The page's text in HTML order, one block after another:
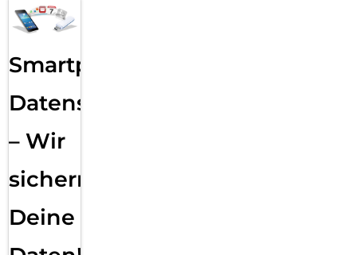
Smartphone
Datensicherung
– Wir
sichern
Deine